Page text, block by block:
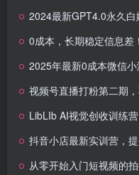
2024最新GPT4.0永久
0成本，长期稳定信息差
2025年最新0成本微信
视频号直播打粉第二期，不需要
LibLIb AI视觉创收训练营：
抖音小店最新实训营，提升体
从零开始入门短视频的